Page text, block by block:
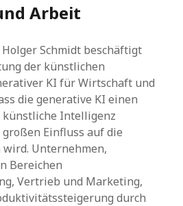
Arbeit
Schmidt beschäftigt
der künstlichen
KI für Wirtschaft und
die generative KI einen
Intelligenz
Einfluss auf die
Unternehmen,
Bereichen
Vertrieb und Marketing,
durch